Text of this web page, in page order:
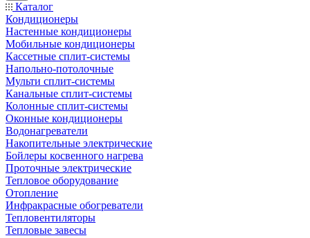
Каталог
Кондиционеры
Настенные кондиционеры
Мобильные кондиционеры
Кассетные сплит-системы
Напольно-потолочные
Мульти сплит-системы
Канальные сплит-системы
Колонные сплит-системы
Оконные кондиционеры
Водонагреватели
Накопительные электрические
Бойлеры косвенного нагрева
Проточные электрические
Тепловое оборудование
Отопление
Инфракрасные обогреватели
Тепловентиляторы
Тепловые завесы